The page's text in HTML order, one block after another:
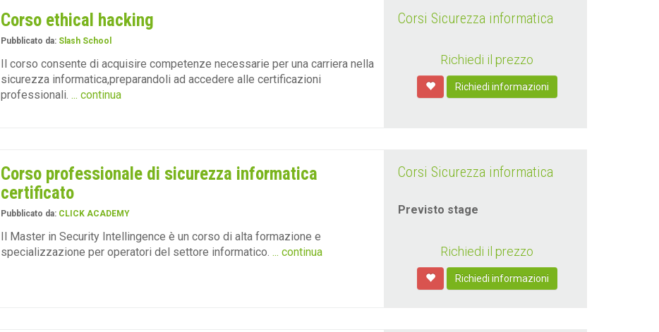
Corso ethical hacking
Pubblicato da: Slash School
Il corso consente di acquisire competenze necessarie per una carriera nella
sicurezza informatica,preparandoli ad accedere alle certificazioni
professionali. ... continua
Corsi Sicurezza informatica
Richiedi il prezzo
Richiedi informazioni
Corso professionale di sicurezza informatica
certificato
Pubblicato da: CLICK ACADEMY
Il Master in Security Intellingence è un corso di alta formazione e
specializzazione per operatori del settore informatico. ... continua
Corsi Sicurezza informatica
Previsto stage
Richiedi il prezzo
Richiedi informazioni